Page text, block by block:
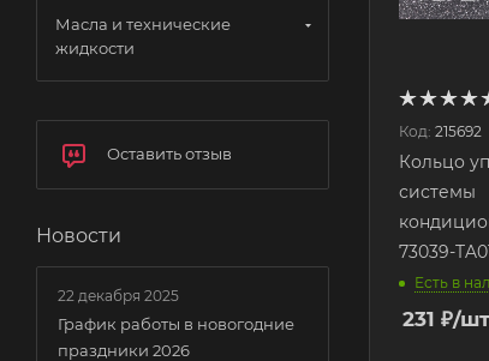
Код: 215692
Кольцо
системы
73039-
Есть в
231 ₽/
Масла и технические
жидкости
Оставить отзыв
Новости
22 декабря 2025
График работы в новогодние
праздники 2026